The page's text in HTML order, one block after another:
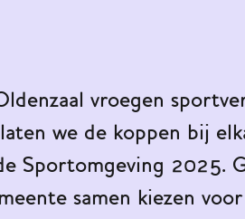
vroegen
we de koppen bij
Sportomgeving 2025.
samen kiezen